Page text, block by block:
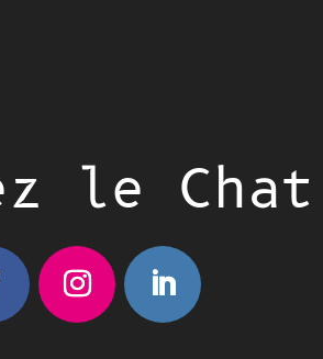
le Chat